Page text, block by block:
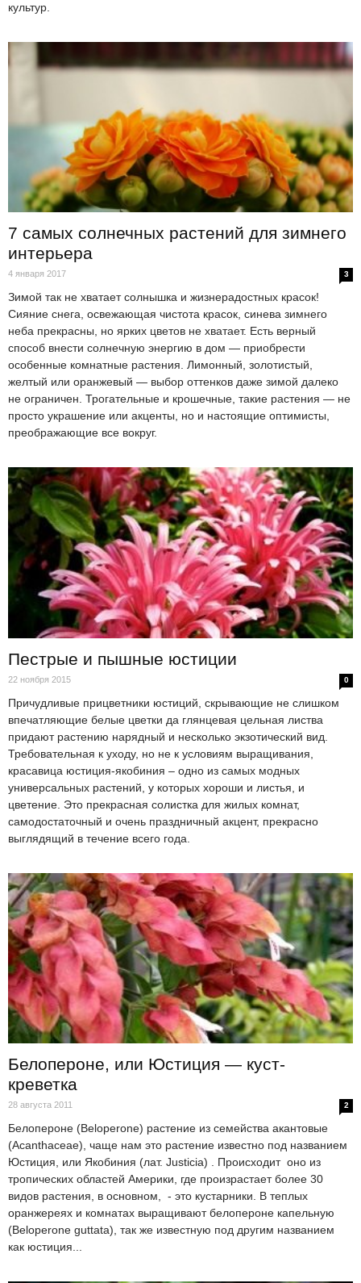
культур.
7 самых солнечных растений для зимнего
интерьера
4 января 2017 3
Зимой так не хватает солнышка и жизнерадостных красок!
Сияние снега, освежающая чистота красок, синева зимнего
неба прекрасны, но ярких цветов не хватает. Есть верный
способ внести солнечную энергию в дом — приобрести
особенные комнатные растения. Лимонный, золотистый,
желтый или оранжевый — выбор оттенков даже зимой далеко
не ограничен. Трогательные и крошечные, такие растения — не
просто украшение или акценты, но и настоящие оптимисты,
преображающие все вокруг.
Пестрые и пышные юстиции
22 ноября 2015 0
Причудливые прицветники юстиций, скрывающие не слишком
впечатляющие белые цветки да глянцевая цельная листва
придают растению нарядный и несколько экзотический вид.
Требовательная к уходу, но не к условиям выращивания,
красавица юстиция-якобиния – одно из самых модных
универсальных растений, у которых хороши и листья, и
цветение. Это прекрасная солистка для жилых комнат,
самодостаточный и очень праздничный акцент, прекрасно
выглядящий в течение всего года.
Белопероне, или Юстиция — куст-
креветка
28 августа 2011 2
Белопероне (Beloperone) растение из семейства акантовые
(Acanthaceae), чаще нам это растение известно под названием
Юстиция, или Якобиния (лат. Justicia) . Происходит оно из
тропических областей Америки, где произрастает более 30
видов растения, в основном, - это кустарники. В теплых
оранжереях и комнатах выращивают белопероне капельную
(Beloperone guttata), так же известную под другим названием
как юстиция...